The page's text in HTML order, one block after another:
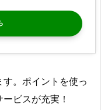
。ポイントを使っ
ビスが充実！